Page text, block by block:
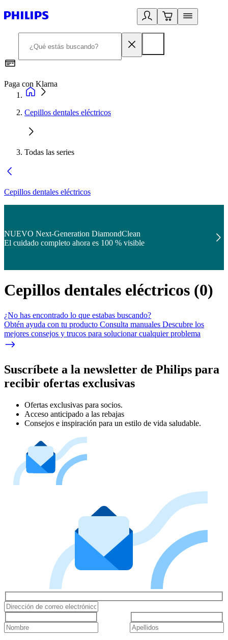
Paga con Klarna
Cepillos dentales eléctricos
Todas las series
Cepillos dentales eléctricos
NUEVO Next-Generation DiamondClean
El cuidado completo ahora es 100 % visible
Cepillos dentales eléctricos (0)
¿No has encontrado lo que estabas buscando?
Obtén ayuda con tu producto Consulta manuales Descubre los
mejores consejos y trucos para solucionar cualquier problema
Suscríbete a la newsletter de Philips para
recibir ofertas exclusivas
Ofertas exclusivas para socios.
Acceso anticipado a las rebajas
Consejos e inspiración para un estilo de vida saludable.